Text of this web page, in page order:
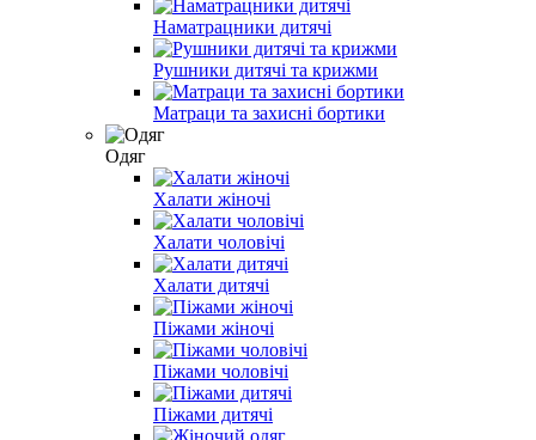
Наматрацники дитячі
Рушники дитячі та крижми
Матраци та захисні бортики
Одяг
Халати жіночі
Халати чоловічі
Халати дитячі
Піжами жіночі
Піжами чоловічі
Піжами дитячі